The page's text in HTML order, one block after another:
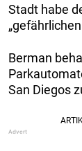
Stadt habe
Berman
San Diegos